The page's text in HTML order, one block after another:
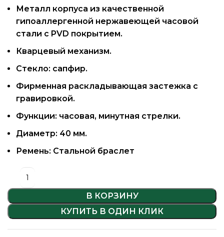
Металл корпуса из качественной
гипоаллергенной нержавеющей часовой
стали с PVD покрытием.
Кварцевый механизм.
Стекло: сапфир.
Фирменная раскладывающая застежка с
гравировкой.
Функции: часовая, минутная стрелки.
Диаметр: 40 мм.
Ремень: Стальной браслет
В КОРЗИНУ
КУПИТЬ В ОДИН КЛИК